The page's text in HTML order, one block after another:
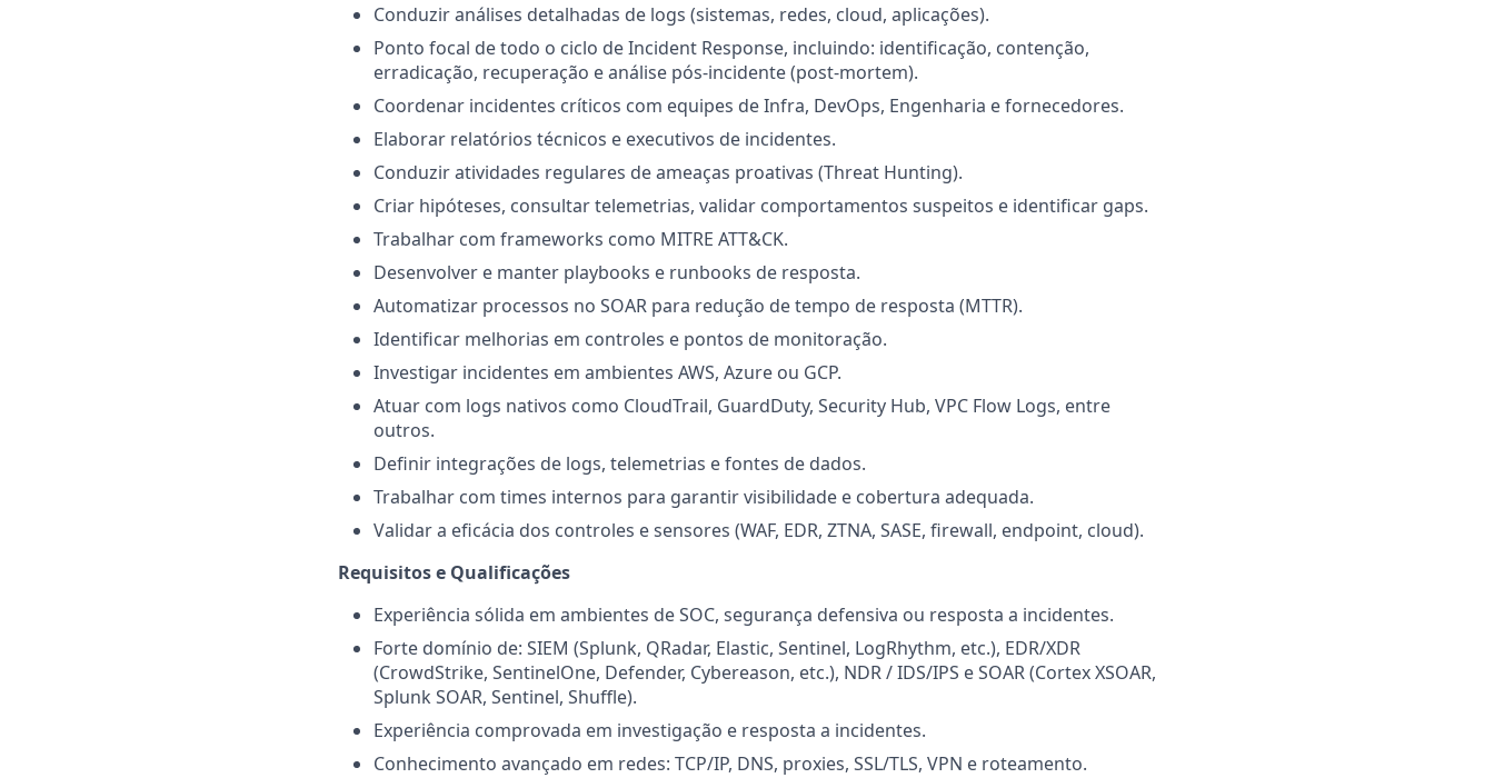
Conduzir análises detalhadas de logs (sistemas, redes, cloud, aplicações).
Ponto focal de todo o ciclo de Incident Response, incluindo: identificação, contenção,
erradicação, recuperação e análise pós-incidente (post-mortem).
Coordenar incidentes críticos com equipes de Infra, DevOps, Engenharia e fornecedores.
Elaborar relatórios técnicos e executivos de incidentes.
Conduzir atividades regulares de ameaças proativas (Threat Hunting).
Criar hipóteses, consultar telemetrias, validar comportamentos suspeitos e identificar gaps.
Trabalhar com frameworks como MITRE ATT&CK.
Desenvolver e manter playbooks e runbooks de resposta.
Automatizar processos no SOAR para redução de tempo de resposta (MTTR).
Identificar melhorias em controles e pontos de monitoração.
Investigar incidentes em ambientes AWS, Azure ou GCP.
Atuar com logs nativos como CloudTrail, GuardDuty, Security Hub, VPC Flow Logs, entre
outros.
Definir integrações de logs, telemetrias e fontes de dados.
Trabalhar com times internos para garantir visibilidade e cobertura adequada.
Validar a eficácia dos controles e sensores (WAF, EDR, ZTNA, SASE, firewall, endpoint, cloud).
Requisitos e Qualificações
Experiência sólida em ambientes de SOC, segurança defensiva ou resposta a incidentes.
Forte domínio de: SIEM (Splunk, QRadar, Elastic, Sentinel, LogRhythm, etc.), EDR/XDR
(CrowdStrike, SentinelOne, Defender, Cybereason, etc.), NDR / IDS/IPS e SOAR (Cortex XSOAR,
Splunk SOAR, Sentinel, Shuffle).
Experiência comprovada em investigação e resposta a incidentes.
Conhecimento avançado em redes: TCP/IP, DNS, proxies, SSL/TLS, VPN e roteamento.